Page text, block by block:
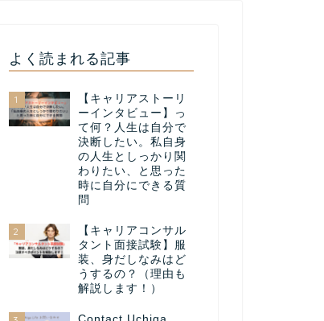
よく読まれる記事
1
【キャリアストーリ
ーインタビュー】っ
て何？人生は自分で
決断したい。私自身
の人生としっかり関
わりたい、と思った
時に自分にできる質
問
2
【キャリアコンサル
タント面接試験】服
装、身だしなみはど
うするの？（理由も
解説します！）